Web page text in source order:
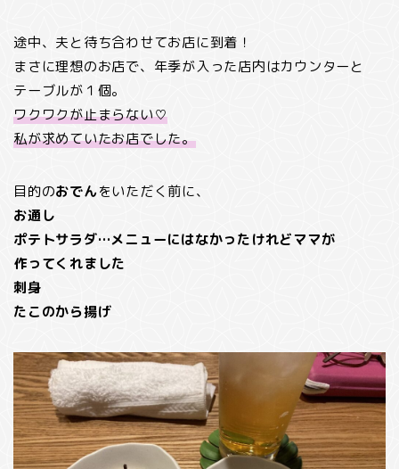
途中、夫と待ち合わせてお店に到着！
まさに理想のお店で、年季が入った店内はカウンターと
テーブルが１個。
ワクワクが止まらない♡
私が求めていたお店でした。
目的のおでんをいただく前に、
お通し
ポテトサラダ…メニューにはなかったけれどママが
作ってくれました
刺身
たこのから揚げ